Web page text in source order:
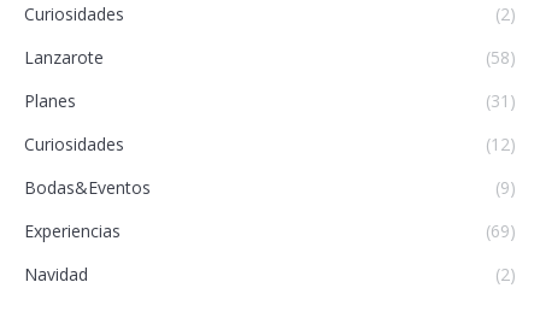
Curiosidades
(2)
Lanzarote
(58)
Planes
(31)
Curiosidades
(12)
Bodas&Eventos
(9)
Experiencias
(69)
Navidad
(2)